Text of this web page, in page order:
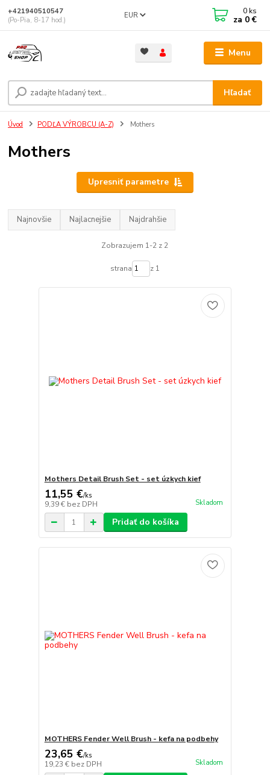
Menu
EUR
Hľadať
+421940510547
(Po-Pia, 8-17 hod.)
0 ks
za 0 €
Úvod PODĽA VÝROBCU (A-Z) Mothers
Mothers
Upresniť parametre
Najnovšie Najlacnejšie Najdrahšie
Zobrazujem 1-2 z 2
strana z 1
Mothers Detail Brush Set - set úzkych kief
11,55 €/ks
9,39 € bez DPH Skladom
Pridať do košíka
MOTHERS Fender Well Brush - kefa na podbehy
23,65 €/ks
19,23 € bez DPH Skladom